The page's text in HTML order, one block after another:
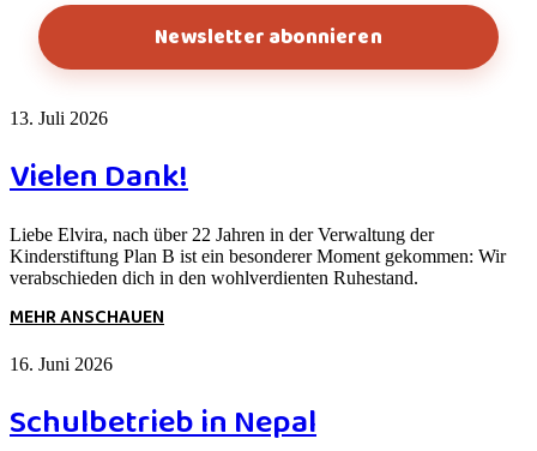
Newsletter abonnieren
13. Juli 2026
Vielen Dank!
Liebe Elvira, nach über 22 Jahren in der Verwaltung der
Kinderstiftung Plan B ist ein besonderer Moment gekommen: Wir
verabschieden dich in den wohlverdienten Ruhestand.
MEHR ANSCHAUEN
16. Juni 2026
Schulbetrieb in Nepal